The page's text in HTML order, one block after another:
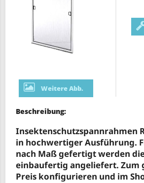
Weitere Abb.
Beschreibung:
Insektenschutzspannrahmen
in hochwertiger Ausführung.
nach Maß gefertigt werden
einbaufertig angeliefert. Zum
Preis konfigurieren und im